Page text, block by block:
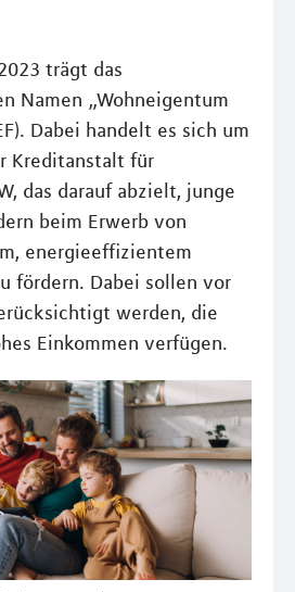
trägt das
Namen „Wohneigentum
Dabei handelt es sich um
Kreditanstalt für
das darauf abzielt, junge
beim Erwerb von
energieeffizientem
fördern. Dabei sollen vor
werden, die
Einkommen verfügen.